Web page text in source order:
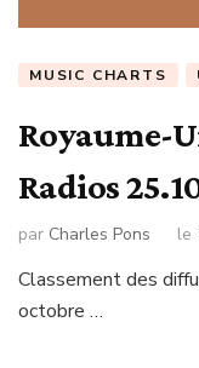
MUSIC CHARTS
Royaume-
Radios
par Charles Pons le
Classement des
octobre …